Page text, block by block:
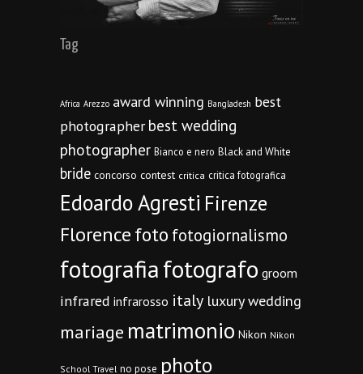
Tag
Africa Arezzo award winning Bangladesh best
photographer best wedding
photographer Bianco e nero Black and White
bride concorso contest critica critica fotografica
Edoardo Agresti Firenze
Florencefoto fotogiornalismo
fotografiafotografo groom
infrared infrarosso italy luxury wedding
mariage matrimonio Nikon Nikon
School Travel no pose photo